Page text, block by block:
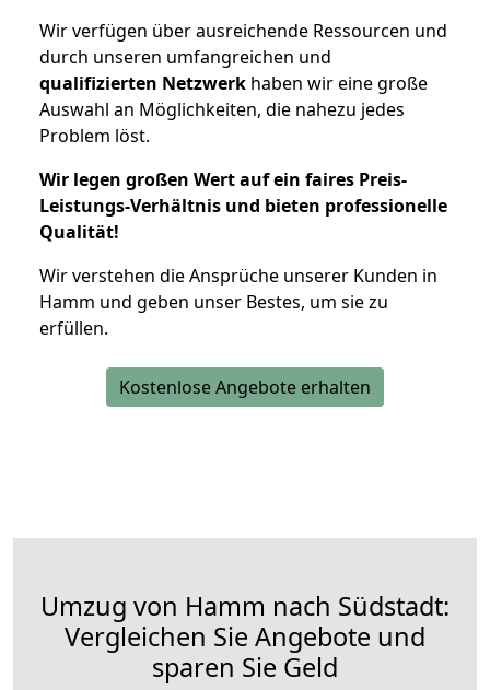
Wir verfügen über ausreichende Ressourcen und
durch unseren umfangreichen und
qualifizierten Netzwerk haben wir eine große
Auswahl an Möglichkeiten, die nahezu jedes
Problem löst.
Wir legen großen Wert auf ein faires Preis-
Leistungs-Verhältnis und bieten professionelle
Qualität!
Wir verstehen die Ansprüche unserer Kunden in
Hamm und geben unser Bestes, um sie zu
erfüllen.
Kostenlose Angebote erhalten
Umzug von Hamm nach Südstadt:
Vergleichen Sie Angebote und
sparen Sie Geld